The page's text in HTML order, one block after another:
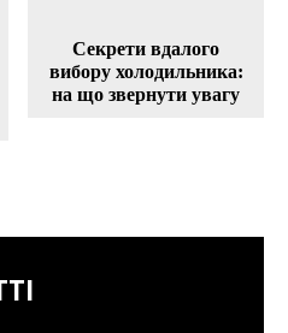
Секрети вдалого
вибору холодильника:
на що звернути увагу